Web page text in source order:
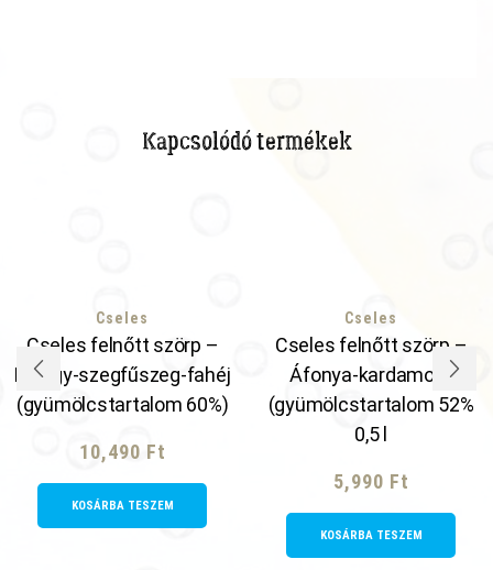
Kapcsolódó termékek
Cseles
Cseles felnőtt szörp –
Meggy-szegfűszeg-fahéj
(gyümölcstartalom 60%)
10,490 Ft
KOSÁRBA TESZEM
Cseles
Cseles felnőtt szörp –
Áfonya-kardamom
(gyümölcstartalom 52%
0,5 l
5,990 Ft
KOSÁRBA TESZEM